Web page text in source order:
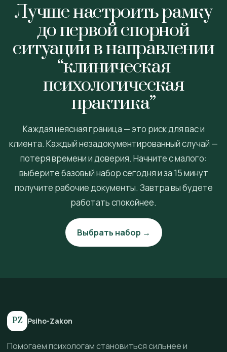
Лучше настроить рамку
до первой спорной
ситуации в направлении
“клиническая
психологическая
практика”
Каждая неясная граница — это риск для вас и
клиента. Каждый незадокументированный случай —
потеря времени и доверия. Начните с малого:
выберите базовый набор сегодня и за 15 минут
получите рабочие документы. Завтра вы будете
работать спокойнее.
Выбрать набор →
PZ Psiho-Zakon
Помогаем психологам становиться сильнее и